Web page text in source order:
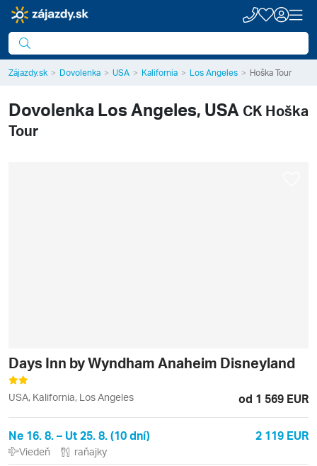
Zájazdy.sk Dovolenka USA Kalifornia Los Angeles Hoška Tour
Dovolenka Los Angeles, USA CK Hoška
Tour
Days Inn by Wyndham Anaheim Disneyland
USA, Kalifornia, Los Angeles od 1 569 EUR
Ne 16. 8. – Ut 25. 8. (10 dní) 2 119 EUR
Viedeň raňajky